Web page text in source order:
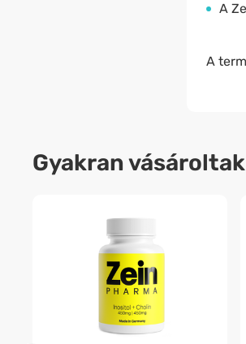
A
A
Gyakran